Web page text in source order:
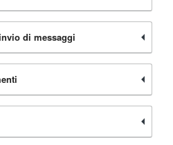
di messaggi